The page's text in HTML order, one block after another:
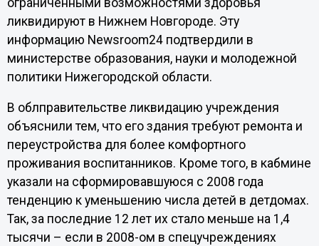
ликвидируют в Нижнем Новгороде. Эту
информацию Newsroom24 подтвердили в
министерстве образования, науки и молодежной
политики Нижегородской области.
В облправительстве ликвидацию учреждения
объяснили тем, что его здания требуют ремонта и
переустройства для более комфортного
проживания воспитанников. Кроме того, в кабмине
указали на сформировавшуюся с 2008 года
тенденцию к уменьшению числа детей в детдомах.
Так, за последние 12 лет их стало меньше на 1,4
тысячи – если в 2008-ом в спецучреждениях